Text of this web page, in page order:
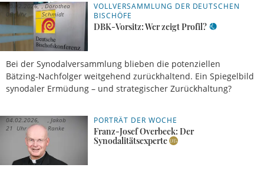
VOLLVERSAMMLUNG DER DEUTSCHEN
BISCHÖFE
DBK-Vorsitz: Wer zeigt Profil?
Bei der Synodalversammlung blieben die potenziellen
Bätzing-Nachfolger weitgehend zurückhaltend. Ein Spiegelbild
synodaler Ermüdung – und strategischer Zurückhaltung?
10.02.2026,
06 Uhr
Dorothea
Schmidt
PORTRÄT DER WOCHE
Franz-Josef Overbeck: Der
Synodalitätsexperte
04.02.2026,
21 Uhr
Jakob
Ranke